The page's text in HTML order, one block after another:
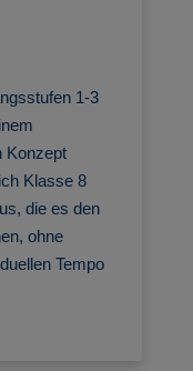
1-3
Konzept
Klasse 8
die es den
ohne
Tempo